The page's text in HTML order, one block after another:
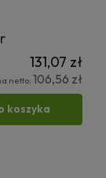
131,07 zł
netto: 106,56 zł
koszyka